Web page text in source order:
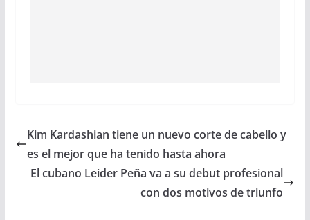
Kim Kardashian tiene un nuevo corte de cabello y
es el mejor que ha tenido hasta ahora
El cubano Leider Peña va a su debut profesional
con dos motivos de triunfo